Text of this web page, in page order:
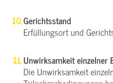
Gerichtsstand
Erfüllungsort und
Unwirksamkeit einzelner
Die Unwirksamkeit